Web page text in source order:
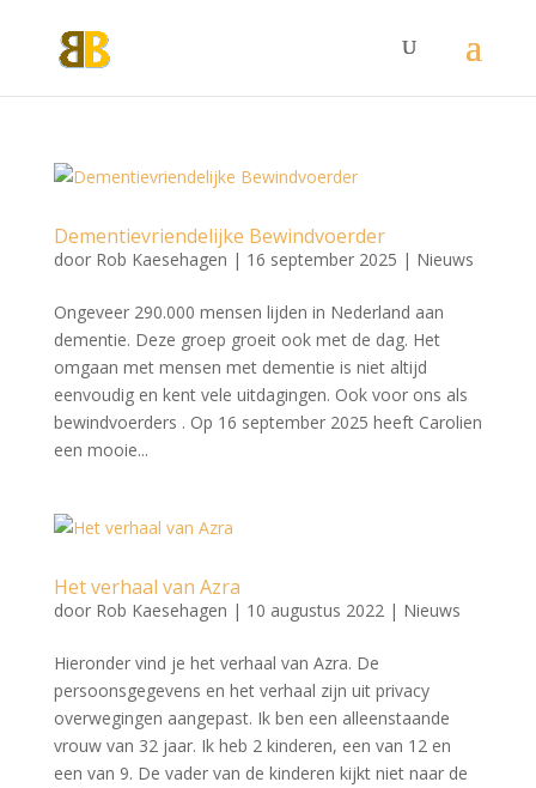
Dementievriendelijke Bewindvoerder
door Rob Kaesehagen | 16 september 2025 | Nieuws
Ongeveer 290.000 mensen lijden in Nederland aan
dementie. Deze groep groeit ook met de dag. Het
omgaan met mensen met dementie is niet altijd
eenvoudig en kent vele uitdagingen. Ook voor ons als
bewindvoerders . Op 16 september 2025 heeft Carolien
een mooie...
Het verhaal van Azra
door Rob Kaesehagen | 10 augustus 2022| Nieuws
Hieronder vind je het verhaal van Azra. De
persoonsgegevens en het verhaal zijn uit privacy
overwegingen aangepast. Ik ben een alleenstaande
vrouw van 32 jaar. Ik heb 2 kinderen, een van 12 en
een van 9. De vader van de kinderen kijkt niet naar de